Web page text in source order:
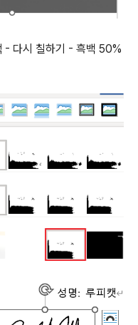
- 다시 칠하기 - 흑백 50%